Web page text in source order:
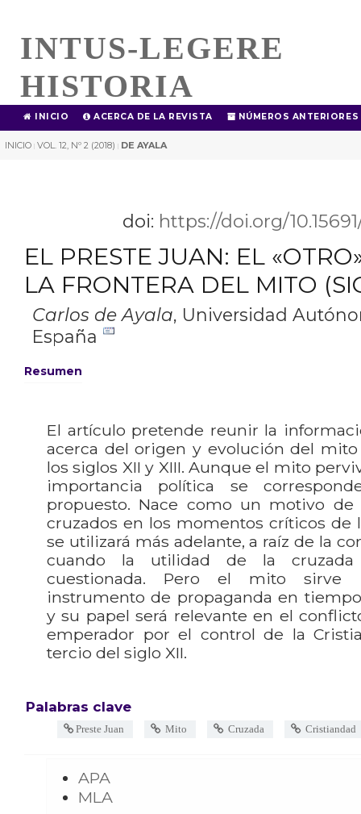
INTUS-LEGERE
HISTORIA
INICIO ACERCA DE LA REVISTA NÚMEROS ANTERIORES
INICIO | VOL. 12, Nº 2 (2018) | DE AYALA
doi: https://doi.org/
EL PRESTE JUAN: EL
LA FRONTERA DEL MITO
Carlos de Ayala, Universidad
España
Resumen
El artículo pretende reunir la
acerca del origen y evolución del
los siglos XII y XIII. Aunque el mito
importancia política se
propuesto. Nace como un motivo de
cruzados en los momentos críticos de
se utilizará más adelante, a raíz de la
cuando la utilidad de la
cuestionada. Pero el mito sirve
instrumento de propaganda en
y su papel será relevante en el
emperador por el control de la
tercio del siglo XII.
Palabras clave
Preste Juan Mito Cruzada Cristiandad
APA
MLA